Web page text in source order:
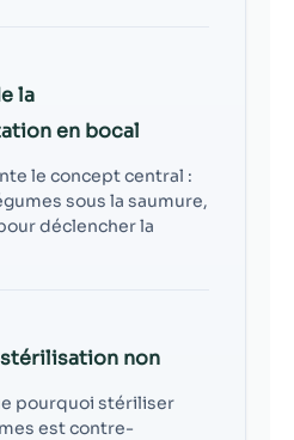
la
en bocal
le concept central :
sous la saumure,
déclencher la
non
pourquoi stériliser
est contre-